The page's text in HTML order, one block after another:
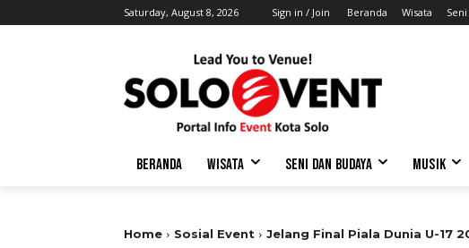
Saturday, August 8, 2026 Sign in / Join Beranda Wisata
BERANDA WISATA SENI DAN BUDAYA MUSIK
Home Sosial Event Jelang Final Piala Dunia U-17